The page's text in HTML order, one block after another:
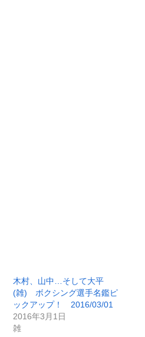
木村、山中…そして大平
(雑) ボクシング選手名鑑ピ
ックアップ！ 2016/03/01
2016年3月1日
雑